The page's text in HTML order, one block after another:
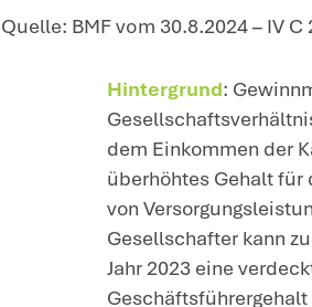
und
Stellung.
Zahlung